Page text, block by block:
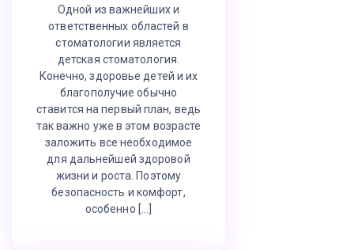
Одной из важнейших и
ответственных областей в
стоматологии является
детская стоматология.
Конечно, здоровье детей и их
благополучие обычно
ставится на первый план, ведь
так важно уже в этом возрасте
заложить все необходимое
для дальнейшей здоровой
жизни и роста. Поэтому
безопасность и комфорт,
особенно […]